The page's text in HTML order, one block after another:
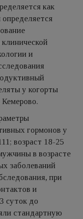
как
и
у когорты
гормонов у
возраст 18-25
в возрасте
заболеваний
при
и
суток до
стандартную